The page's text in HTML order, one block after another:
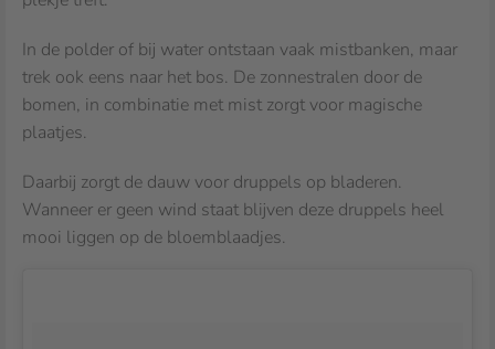
In de polder of bij water ontstaan vaak mistbanken, maar
trek ook eens naar het bos. De zonnestralen door de
bomen, in combinatie met mist zorgt voor magische
plaatjes.
Daarbij zorgt de dauw voor druppels op bladeren.
Wanneer er geen wind staat blijven deze druppels heel
mooi liggen op de bloemblaadjes.